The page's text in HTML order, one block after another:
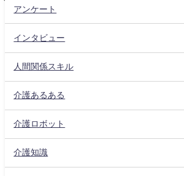
アンケート
インタビュー
人間関係スキル
介護あるある
介護ロボット
介護知識